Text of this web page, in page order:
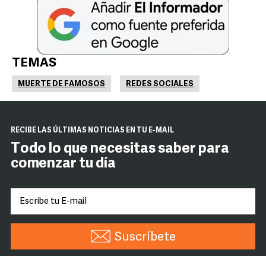
TEMAS
MUERTE DE FAMOSOS REDES SOCIALES
RECIBE LAS ÚLTIMAS NOTICIAS EN TU E-MAIL
Todo lo que necesitas saber para
comenzar tu día
Suscríbete